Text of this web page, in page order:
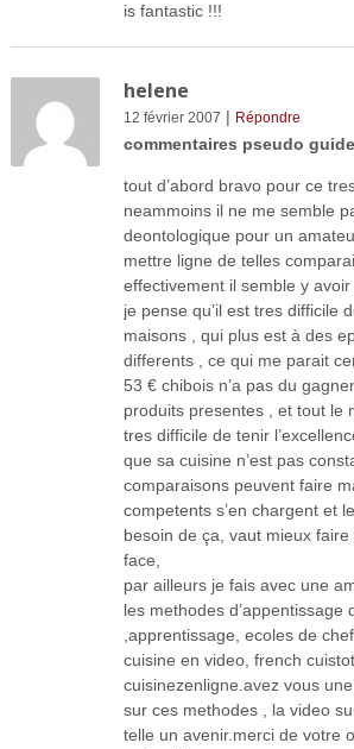
is fantastic !!!
helene
12 février 2007 | Répondre
commentaires pseudo guide
tout d’abord bravo pour ce
neammoins il ne me semble
deontologique pour un
mettre ligne de telles
effectivement il semble y
je pense qu’il est tres difficile
maisons , qui plus est à des
differents , ce qui me parait
53 € chibois n’a pas du
produits presentes , et tout le
tres difficile de tenir
que sa cuisine n’est pas
comparaisons peuvent faire
competents s’en chargent et
besoin de ça, vaut mieux
face,
par ailleurs je fais avec une
les methodes d’appentissage
,apprentissage, ecoles de
cuisine en video, french
cuisinezenligne.avez vous
sur ces methodes , la video
telle un avenir.merci de votre